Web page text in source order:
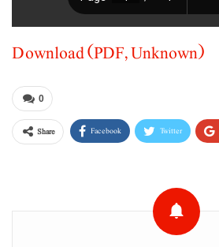
Download (PDF, Unknown)
0
Share Facebook Twitter